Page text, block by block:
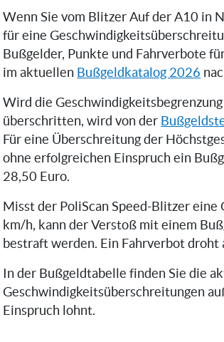
Wenn Sie vom Blitzer Auf der A10 in
für eine
Bußgelder, Punkte und Fahrverbote
im aktuellen Bußgeldkatalog 2026
Wird die
überschritten, wird von der
Für eine Überschreitung der
ohne erfolgreichen Einspruch ein
28,50 Euro.
Misst der PoliScan Speed-Blitzer
km/h, kann der Verstoß mit einem
bestraft werden. Ein Fahrverbot
In der Bußgeldtabelle finden Sie die
Geschwindigkeitsüberschreitungen
Einspruch lohnt.